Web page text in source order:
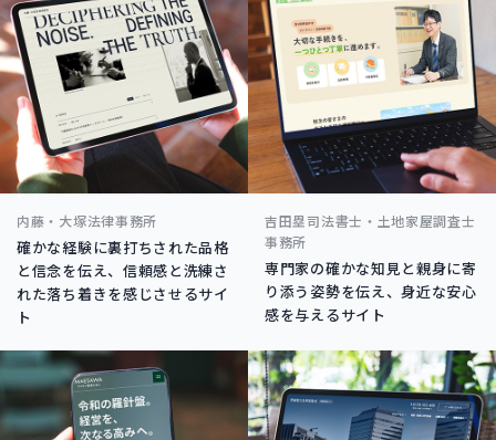
内藤・大塚法律事務所
確かな経験に裏打ちされた品格
と信念を伝え、信頼感と洗練さ
れた落ち着きを感じさせるサイ
ト
吉田塁司法書士・土地家屋調査士
事務所
専門家の確かな知見と親身に寄
り添う姿勢を伝え、身近な安心
感を与えるサイト